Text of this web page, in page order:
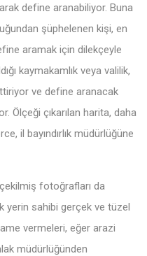
define aranabiliyor. Buna
şüphelenen kişi, en
aramak için dilekçeyle
kaymakamlık veya valilik,
ve define aranacak
Ölçeği çıkarılan harita, daha
il bayındırlık müdürlüğüne
fotoğrafları da
yerin sahibi gerçek ve tüzel
vermeleri, eğer arazi
müdürlüğünden